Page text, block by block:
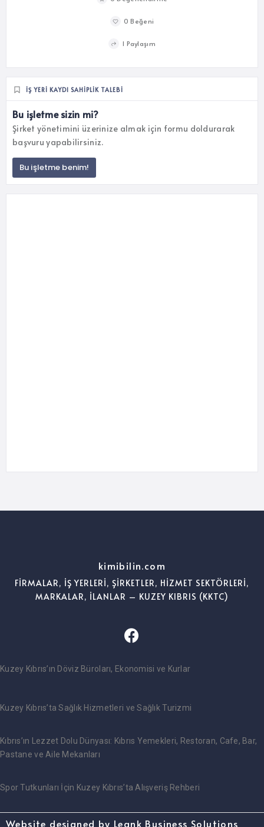
0 Beğeni
1 Paylaşım
İŞ YERI KAYDI SAHIPLIK TALEBI
Bu işletme sizin mi?
Şirket yönetimini üzerinize almak için formu doldurarak
başvuru yapabilirsiniz.
Bu işletme benim!
kimibilin.com
FİRMALAR, İŞ YERLERİ, ŞİRKETLER, HİZMET SEKTÖRLERİ,
MARKALAR, İLANLAR – KUZEY KIBRIS (KKTC)
Kuzey Kıbrıs’ın Döviz Büroları, Ekonomisi ve Kurlar
Kuzey Kıbrıs’ta Sağlık Hizmetleri ve Sağlık Turizmi
Kıbrıs’ın Lezzet Dolu Dünyası: Kıbrıs Yemekleri, Restoran, Cafe, Bar,
Pastane ve Aile Mekanları
Spor Tutkunları İçin Kuzey Kıbrıs’ta Alışveriş Rehberi
Website designed by Leank Business Solutions